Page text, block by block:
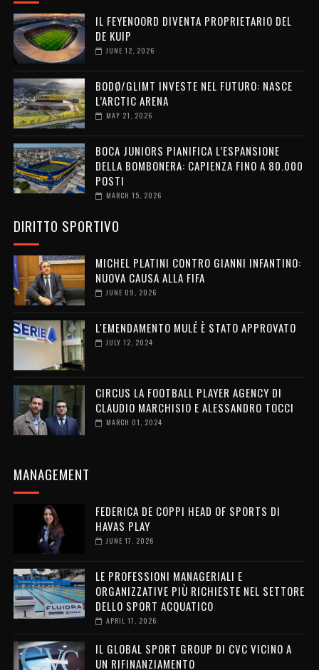
IL FEYENOORD DIVENTA PROPRIETARIO DEL
DE KUIP
JUNE 12, 2026
BODØ/GLIMT INVESTE NEL FUTURO: NASCE
L’ARCTIC ARENA
MAY 21, 2026
BOCA JUNIORS PIANIFICA L’ESPANSIONE
DELLA BOMBONERA: CAPIENZA FINO A 80.000
POSTI
MARCH 15, 2026
DIRITTO SPORTIVO
MICHEL PLATINI CONTRO GIANNI INFANTINO:
NUOVA CAUSA ALLA FIFA
JUNE 09, 2026
L'EMENDAMENTO MULÉ È STATO APPROVATO
JULY 12, 2024
CIRCUS LA FOOTBALL PLAYER AGENCY DI
CLAUDIO MARCHISIO E ALESSANDRO TOCCI
MARCH 01, 2024
MANAGEMENT
FEDERICA DE COPPI HEAD OF SPORTS DI
HAVAS PLAY
JUNE 17, 2026
LE PROFESSIONI MANAGERIALI E
ORGANIZZATIVE PIÙ RICHIESTE NEL SETTORE
DELLO SPORT ACQUATICO
APRIL 17, 2026
IL GLOBAL SPORT GROUP DI CVC VICINO A
UN RIFINANZIAMENTO